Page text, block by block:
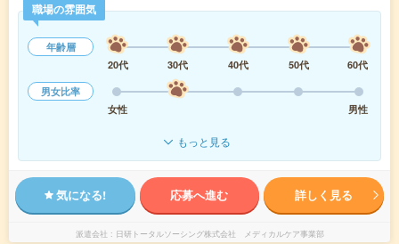
職場の雰囲気
年齢層
20代
30代 40代 50代
60代
男女比率
女性
男性
もっと見る
気になる! 応募へ進む 詳しく見る
派遣会社 日研トータルソーシング株式会社 メディカルケア事業部